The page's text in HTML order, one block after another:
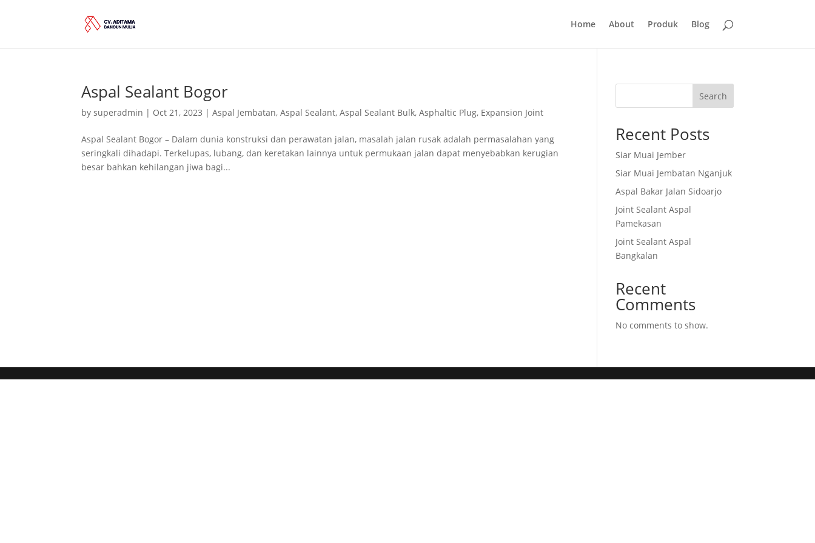
Home About Produk Blog
Aspal Sealant Bogor
bysuperadmin | Oct 21, 2023 |Aspal Jembatan,Aspal Sealant,Aspal Sealant Bulk,Asphaltic Plug, Expansion Joint
Aspal Sealant Bogor – Dalam dunia konstruksi dan perawatan jalan, masalah jalan rusak adalah permasalahan yang
seringkali dihadapi. Terkelupas, lubang, dan keretakan lainnya untuk permukaan jalan dapat menyebabkan kerugian
besar bahkan kehilangan jiwa bagi...
Search
Recent Posts
Siar Muai Jember
Siar Muai Jembatan Nganjuk
Aspal Bakar Jalan Sidoarjo
Joint Sealant Aspal
Pamekasan
Joint Sealant Aspal
Bangkalan
Recent
Comments
No comments to show.